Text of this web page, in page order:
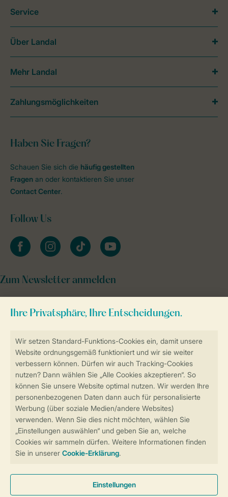
Sicherstellung Deiner Privatsphäre
Sicher und schnell zur Online-Buchung
Sichere Datenübertragung
Sicheres Bezahlen
Haben Sie Fragen?
Schauen Sie sich die häufig gestellten
Fragen an oder kontaktieren Sie unser
Contact Center.
Follow Us
facebookinstagramtiktok youtube
Zum Newsletter anmelden
Service
Über Landal
Mehr Landal
Zahlungsmöglichkeiten